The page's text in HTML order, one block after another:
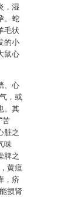
，湿
。蛇
毛状
的小
鼠心
、心
，或
。其
苦
脏之
味
脾之
黄疸
，疥
损肾